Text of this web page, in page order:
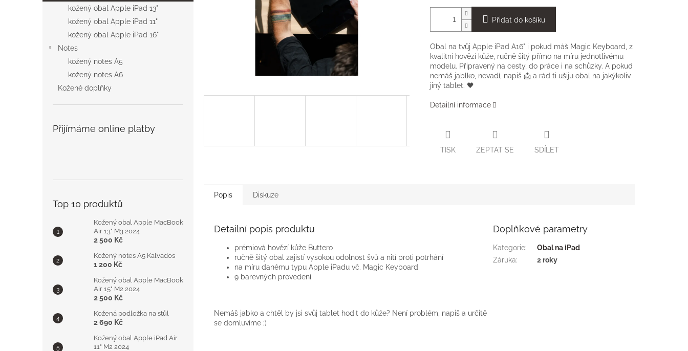
n
kožený obal Apple iPad 13"
kožený obal Apple iPad 11"
kožený obal Apple iPad 16"
Notes
kožený notes A5
kožený notes A6
Kožené doplňky
Přijímáme online platby
Top 10 produktů
Kožený obal Apple MacBook
Air 13" M3 2024
2 500 Kč
Kožený notes A5 Kalvados
1 200 Kč
Kožený obal Apple MacBook
Air 15" M2 2024
2 500 Kč
Kožená podložka na stůl
2 690 Kč
Kožený obal Apple iPad Air
11" M2 2024
Přidat do košíku
Obal na tvůj Apple iPad A16" i pokud máš Magic Keyboard, z
kvalitní hovězí kůže, ručně šitý přímo na míru jednotlivému
modelu. Připravený na cesty, do práce i na schůzky. A pokud
nemáš jablko, nevadí, napiš 📩 a rád ti ušiju obal na jakýkoliv
jiný tablet. 🖤
Detailní informace
TISK ZEPTAT SE SDÍLET
Popis Diskuze
Detailní popis produktu
prémiová hovězí kůže Buttero
ručně šitý obal zajistí vysokou odolnost švů a nití proti potrhání
na míru danému typu Apple iPadu vč. Magic Keyboard
9 barevných provedení
Nemáš jabko a chtěl by jsi svůj tablet hodit do kůže? Není problém, napiš a určitě
se domluvíme ;)
Doplňkové parametry
Kategorie:
Obal na iPad
Záruka: 2 roky